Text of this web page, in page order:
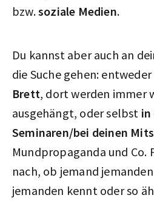
bzw.soziale Medien.
Du kannst aber auch an
die Suche gehen: entweder
Brett, dort werden immer
ausgehängt, oder selbst in
Seminaren/bei deinen
Mundpropaganda und Co.
nach, ob jemand
jemanden kennt oder so